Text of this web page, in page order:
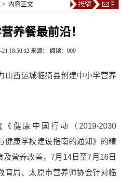
> 内容正文
养餐最前沿！
21 18:50:12 来源： 阅读：909
运城临猗县创建中小学营养
康中国行动（2019-2030
健康学校建设指南的通知》的精
营养改善，7月14日至7月16日
育局、太原市营养师协会针对临